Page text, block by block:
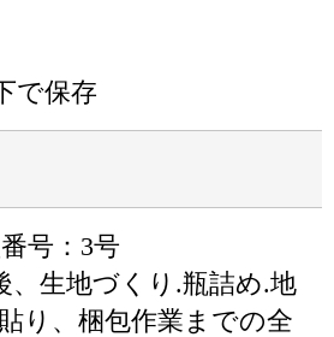
で保存
号：3号
、生地づくり.瓶詰め.地
り、梱包作業までの全